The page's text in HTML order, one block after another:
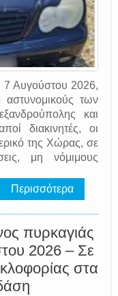
Αυγούστου 2026,
των
και
διακινητές, οι
της Χώρας, σε
μη νόμιμους
Περισσότερα
πυρκαγιάς
2026 – Σε
στα